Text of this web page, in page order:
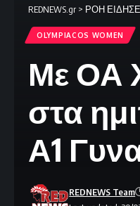
REDNEWS.gr > ΡΟΗ
OLYMPIACOS WOMEN
Με ΟΑ
στα
Α1
REDNEWS Team